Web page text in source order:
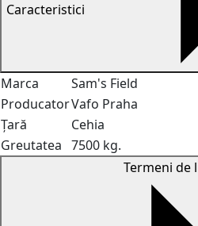
Caracteristici
Marca
Sam's Field
ProducatorVafo Praha
Țară
Cehia
Greutatea 7500 kg.
Termeni de